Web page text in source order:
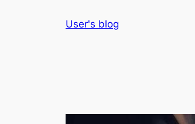
User's blog